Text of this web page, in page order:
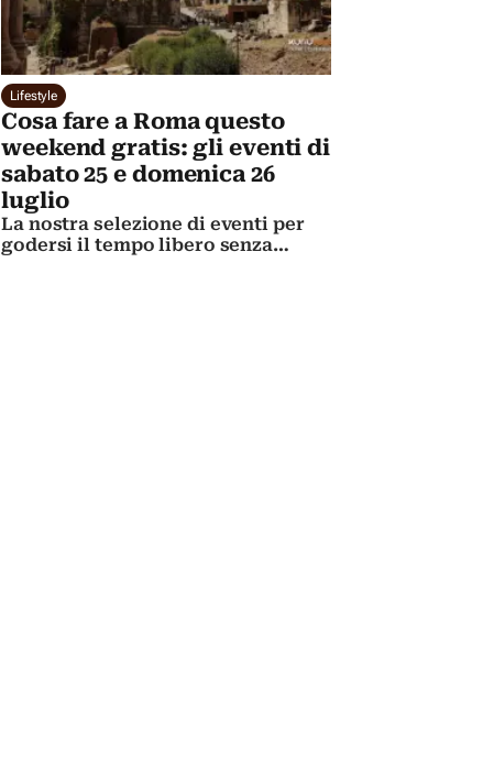
Lifestyle
Cosa fare a Roma questo
weekend gratis: gli eventi di
sabato 25 e domenica 26
luglio
La nostra selezione di eventi per
godersi il tempo libero senza